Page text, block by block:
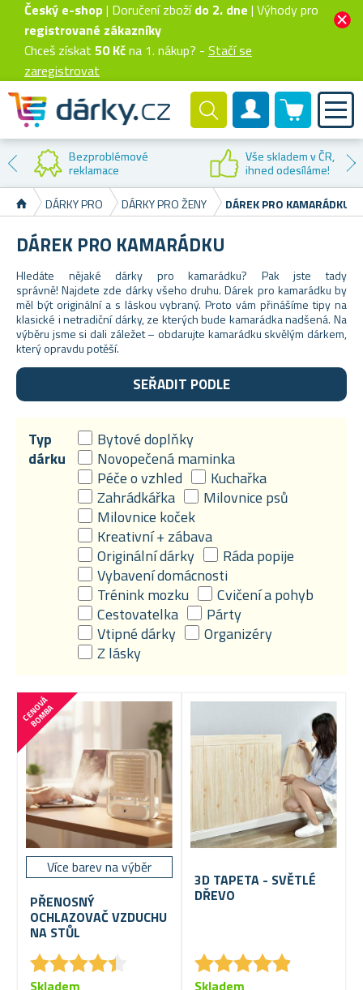
Český e-shop| Doručení zbožído 2. dne | Výhody pro
registrované zákazníky
Chceš získat 50 Kčna 1. nákup? - Stačí se
zaregistrovat
Zákaznický účet
0 produktů
Sleva na
první nákup
DÁRKY PRO DÁRKY PRO ŽENY DÁREK PRO KAMARÁDKU
DÁREK PRO KAMARÁDKU
Hledáte nějaké dárky pro kamarádku? Pak jste tady
správně! Najdete zde dárky všeho druhu. Dárek pro kamarádku by
měl být originální a s láskou vybraný. Proto vám přinášíme tipy na
klasické i netradiční dárky, ze kterých bude kamarádka nadšená. Na
výběru jsme si dali záležet – obdarujte kamarádku skvělým dárkem,
který opravdu potěší.
SEŘADIT PODLE
Typ
dárku
Bytové doplňky
Novopečená maminka
Péče o vzhled
Kuchařka
Zahrádkářka
Milovnice psů
Milovnice koček
Kreativní + zábava
Originální dárky
Ráda popije
Vybavení domácnosti
Trénink mozku
Cvičení a pohyb
Cestovatelka
Párty
Vtipné dárky
Organizéry
Z lásky
C
E
N
O
V
Á
B
O
M
B
A
Více barev na výběr
PŘENOSNÝ
OCHLAZOVAČ VZDUCHU
NA STŮL
★★★★★
★★★★★
Skladem
3D TAPETA - SVĚTLÉ
DŘEVO
★★★★★
★★★★★
Skladem